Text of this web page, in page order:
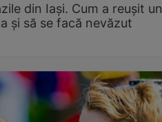
din Iași. Cum a reușit un
și să se facă nevăzut